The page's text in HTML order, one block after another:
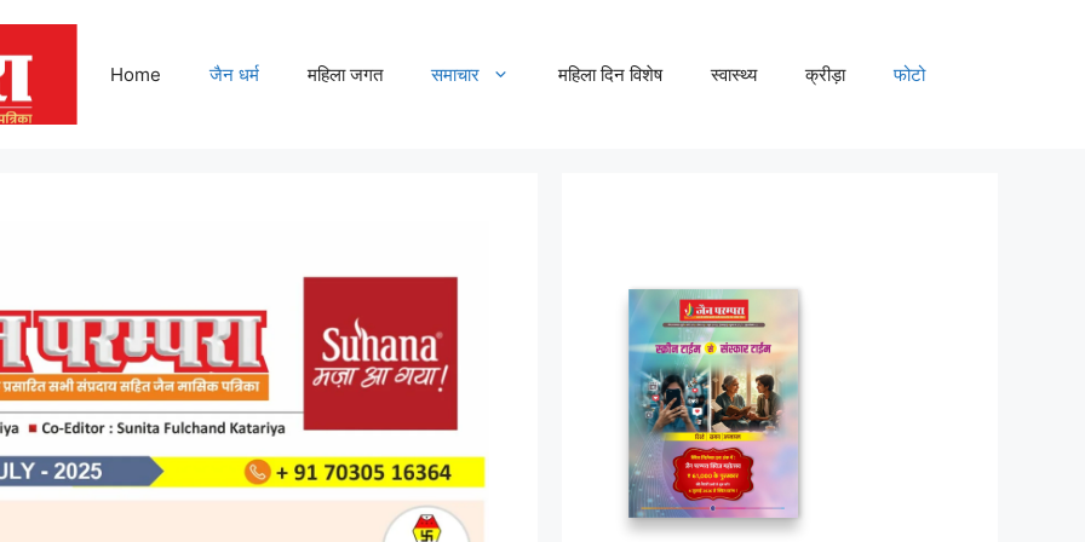
Home जैन धर्म महिला जगत समाचार महिला दिन विशेष स्वास्थ्य क्रीड़ा फोटो